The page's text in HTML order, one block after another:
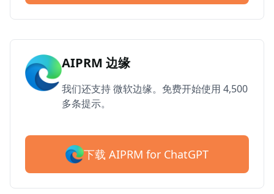
AIPRM 边缘
我们还支持 微软边缘。免费开始使用 4,500
多条提示。
下载 AIPRM for ChatGPT